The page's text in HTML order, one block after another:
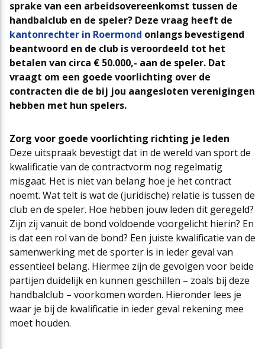
sprake van een arbeidsovereenkomst tussen de
handbalclub en de speler? Deze vraag heeft de
kantonrechter in Roermond onlangs bevestigend
beantwoord en de club is veroordeeld tot het
betalen van circa € 50.000,- aan de speler. Dat
vraagt om een goede voorlichting over de
contracten die de bij jou aangesloten verenigingen
hebben met hun spelers.
Zorg voor goede voorlichting richting je leden
Deze uitspraak bevestigt dat in de wereld van sport de
kwalificatie van de contractvorm nog regelmatig
misgaat. Het is niet van belang hoe je het contract
noemt. Wat telt is wat de (juridische) relatie is tussen de
club en de speler. Hoe hebben jouw leden dit geregeld?
Zijn zij vanuit de bond voldoende voorgelicht hierin? En
is dat een rol van de bond? Een juiste kwalificatie van de
samenwerking met de sporter is in ieder geval van
essentieel belang. Hiermee zijn de gevolgen voor beide
partijen duidelijk en kunnen geschillen – zoals bij deze
handbalclub – voorkomen worden. Hieronder lees je
waar je bij de kwalificatie in ieder geval rekening mee
moet houden.
Cao-app
Updates CAO Sport 2026-2027
FAQ
Arbeidsmarktfonds Samen Presteren
First Time Leaders
Strategisch en Wendbaar Leiderschap in de Sport
Governance in de Sport
Mantelovereenkomsten
Thema’s
Het nieuwe pensioenstelsel
Podcasts
Team
Raad van Toezicht
Vacatures
Nieuws
Agenda
Contact